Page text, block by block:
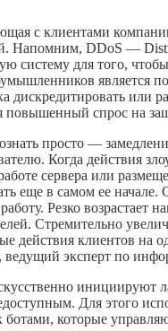
с клиентами
Напомним, DDoS —
систему для того,
является
или
повышенный спрос на
просто —
Когда действия
сервера или
еще в самом ее
Резко
Стремительно
действия клиентов на
, ведущий эксперт по
инициируют
Для этого
которые